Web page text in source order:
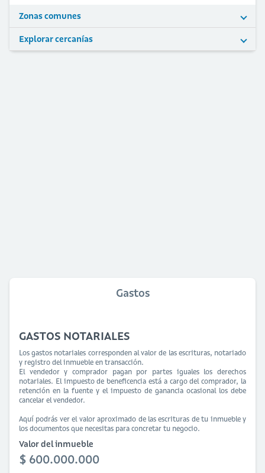
Zonas comunes
Explorar cercanías
Gastos
GASTOS NOTARIALES
Los gastos notariales corresponden al valor de las escrituras, notariado
y registro del inmueble en transacción.
El vendedor y comprador pagan por partes iguales los derechos
notariales. El impuesto de beneficencia está a cargo del comprador, la
retención en la fuente y el impuesto de ganancia ocasional los debe
cancelar el vendedor.
Aquí podrás ver el valor aproximado de las escrituras de tu inmueble y
los documentos que necesitas para concretar tu negocio.
Valor del inmueble
$ 600.000.000